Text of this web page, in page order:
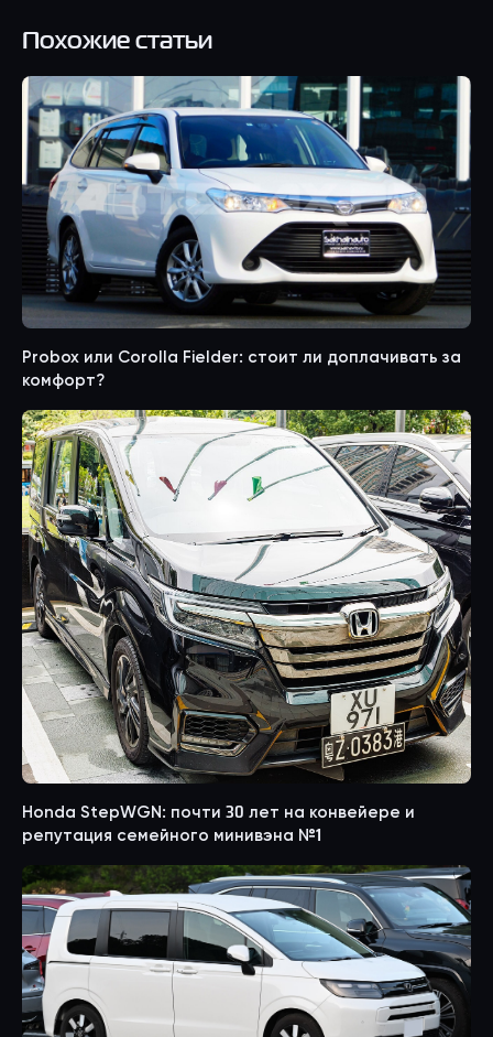
Похожие статьи
Probox или Corolla Fielder: стоит ли доплачивать за
комфорт?
Honda StepWGN: почти 30 лет на конвейере и
репутация семейного минивэна №1